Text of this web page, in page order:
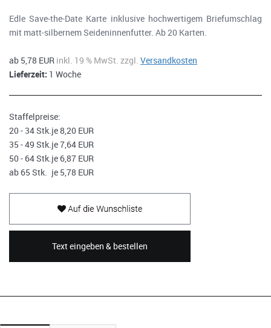
Edle Save-the-Date Karte inklusive hochwertigem Briefumschlag
mit matt-silbernem Seideninnenfutter. Ab 20 Karten.
ab 5,78 EUR inkl. 19 % MwSt. zzgl. Versandkosten
Lieferzeit: 1 Woche
Staffelpreise:
20 - 34 Stk.je 8,20 EUR
35 - 49 Stk.je 7,64 EUR
50 - 64 Stk.je 6,87 EUR
ab 65 Stk. je 5,78 EUR
Text eingeben & bestellen